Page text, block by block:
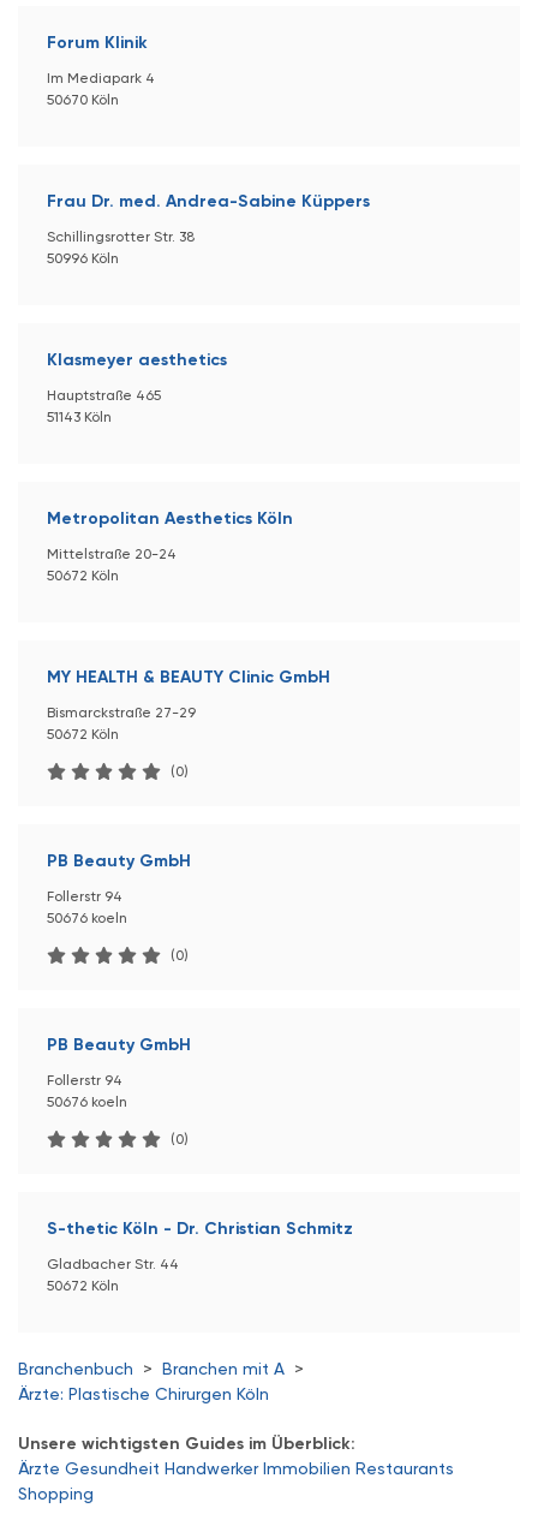
Forum Klinik
Im Mediapark 4
50670 Köln
Frau Dr. med. Andrea-Sabine Küppers
Schillingsrotter Str. 38
50996 Köln
Klasmeyer aesthetics
Hauptstraße 465
51143 Köln
Metropolitan Aesthetics Köln
Mittelstraße 20-24
50672 Köln
MY HEALTH & BEAUTY Clinic GmbH
Bismarckstraße 27-29
50672 Köln
(0)
PB Beauty GmbH
Follerstr 94
50676 koeln
(0)
PB Beauty GmbH
Follerstr 94
50676 koeln
(0)
S-thetic Köln - Dr. Christian Schmitz
Gladbacher Str. 44
50672 Köln
Branchenbuch > Branchen mit A >
Ärzte: Plastische Chirurgen Köln
Unsere wichtigsten Guides im Überblick:
Ärzte Gesundheit Handwerker Immobilien Restaurants
Shopping